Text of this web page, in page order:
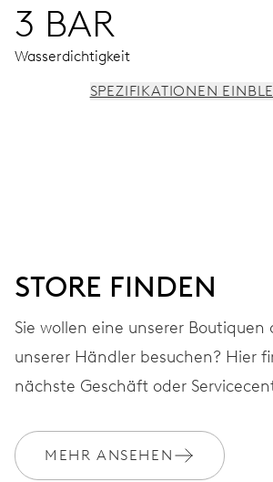
3 BAR
Wasserdichtigkeit
38 Std.
KALIBER
560
ABMESSUNGEN
Ø 17.20 mm, 7 3/4’’’
SPEZIFIKATIONEN
STORE FINDEN
Sie wollen eine unserer Boutiquen
unserer Händler besuchen? Hier
nächste Geschäft oder
MEHR ANSEHEN